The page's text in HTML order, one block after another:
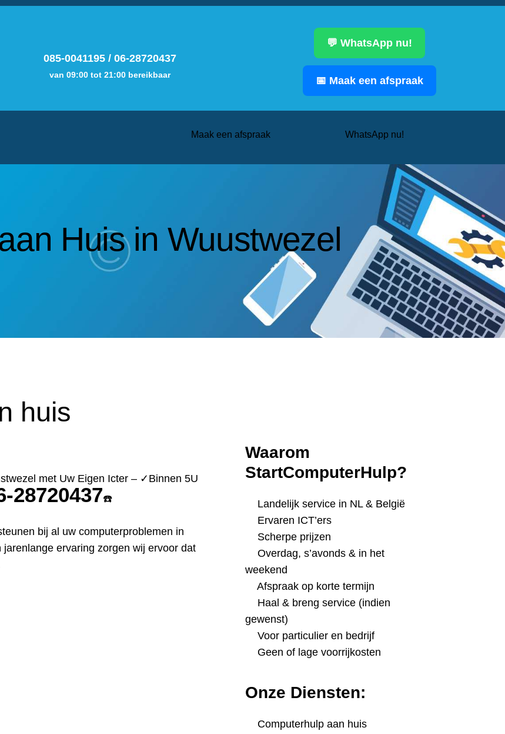
085-0041195/ 06-28720437
van 09:00 tot 21:00 bereikbaar
💬 WhatsApp nu!
📅 Maak een afspraak
Maak een afspraak WhatsApp nu!
Huis in Wuustwezel
huis
met Uw Eigen Icter – ✓Binnen 5U
28720437☎️
bij al uw computerproblemen in
ervaring zorgen wij ervoor dat
Waarom
StartComputerHulp?
Landelijk service in NL & België
Ervaren ICT’ers
Scherpe prijzen
Overdag, s’avonds & in het
weekend
Afspraak op korte termijn
Haal & breng service (indien
gewenst)
Voor particulier en bedrijf
Geen of lage voorrijkosten
Onze Diensten:
Computerhulp aan huis